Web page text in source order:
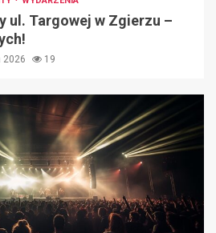
ul. Targowej w Zgierzu –
2026 19